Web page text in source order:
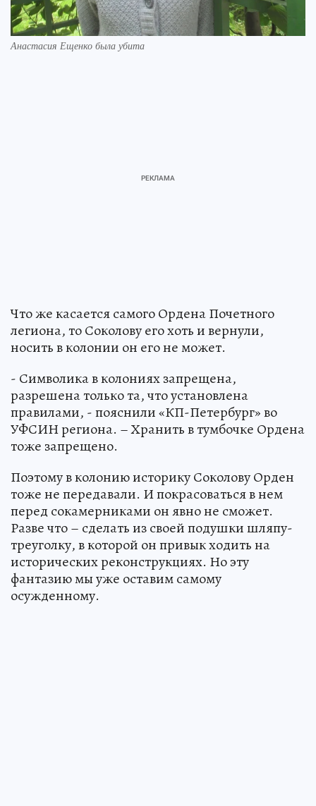
Анастасия Ещенко была убита
Что же касается самого Ордена Почетного
легиона, то Соколову его хоть и вернули,
носить в колонии он его не может.
- Символика в колониях запрещена,
разрешена только та, что установлена
правилами, - пояснили «КП-Петербург» во
УФСИН региона. – Хранить в тумбочке Ордена
тоже запрещено.
Поэтому в колонию историку Соколову Орден
тоже не передавали. И покрасоваться в нем
перед сокамерниками он явно не сможет.
Разве что – сделать из своей подушки шляпу-
треуголку, в которой он привык ходить на
исторических реконструкциях. Но эту
фантазию мы уже оставим самому
осужденному.